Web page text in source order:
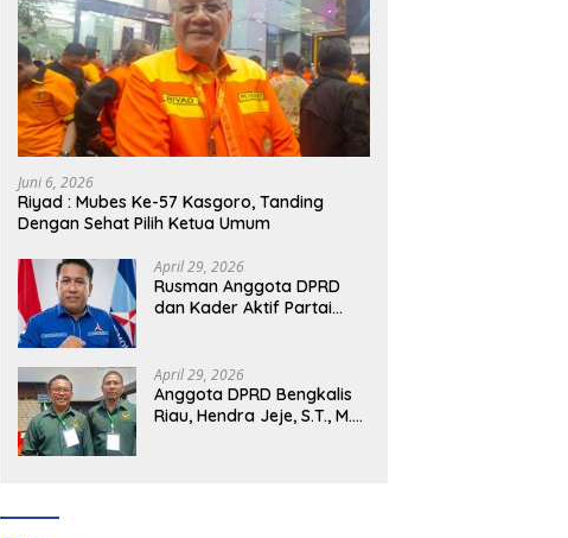
Juni 6, 2026
Riyad : Mubes Ke-57 Kasgoro, Tanding
Dengan Sehat Pilih Ketua Umum
April 29, 2026
Rusman Anggota DPRD
dan Kader Aktif Partai
Cik Ujang Pimpin DPD
Partai Demokrat SumSel
April 29, 2026
Anggota DPRD Bengkalis
Riau, Hendra Jeje, S.T., M.M